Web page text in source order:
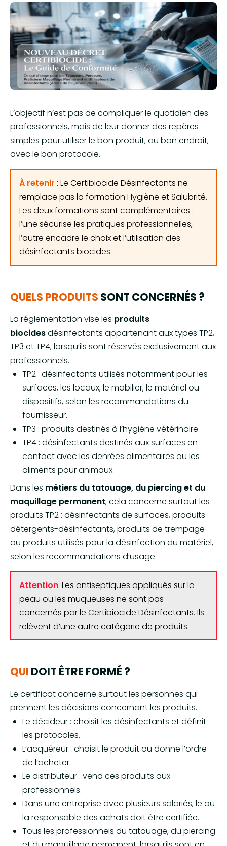
L’objectif n’est pas de compliquer le quotidien des
professionnels, mais de leur donner des repères
simples pour utiliser le bon produit, au bon endroit,
avec le bon protocole.
À retenir : Le Certibiocide Désinfectants ne
remplace pas la formation Hygiène et Salubrité.
Les deux formations sont complémentaires :
l’une sécurise les pratiques professionnelles,
l’autre encadre le choix et l’utilisation des
désinfectants biocides.
QUELS PRODUITS SONT CONCERNÉS ?
La réglementation vise les produits
biocidesdésinfectants appartenant aux types TP2,
TP3 et TP4, lorsqu’ils sont réservés exclusivement aux
professionnels.
TP2 : désinfectants utilisés notamment pour les
surfaces, les locaux, le mobilier, le matériel ou
dispositifs, selon les recommandations du
fournisseur.
TP3 : produits destinés à l’hygiène vétérinaire.
TP4 : désinfectants destinés aux surfaces en
contact avec les denrées alimentaires ou les
aliments pour animaux.
Dans les métiers du tatouage, du piercing et du
maquillage permanent, cela concerne surtout les
produits TP2 : désinfectants de surfaces, produits
détergents-désinfectants, produits de trempage
ou produits utilisés pour la désinfection du matériel,
selon les recommandations d’usage.
Attention: Les antiseptiques appliqués sur la
peau ou les muqueuses ne sont pas
concernés par le Certibiocide Désinfectants. Ils
relèvent d’une autre catégorie de produits.
QUI DOIT ÊTRE FORMÉ ?
Le certificat concerne surtout les personnes qui
prennent les décisions concernant les produits.
Le décideur : choisit les désinfectants et définit
les protocoles.
L’acquéreur : choisit le produit ou donne l’ordre
de l’acheter.
Le distributeur : vend ces produits aux
professionnels.
Dans une entreprise avec plusieurs salariés, le ou
la responsable des achats doit être certifiée.
Tous les professionnels du tatouage, du piercing